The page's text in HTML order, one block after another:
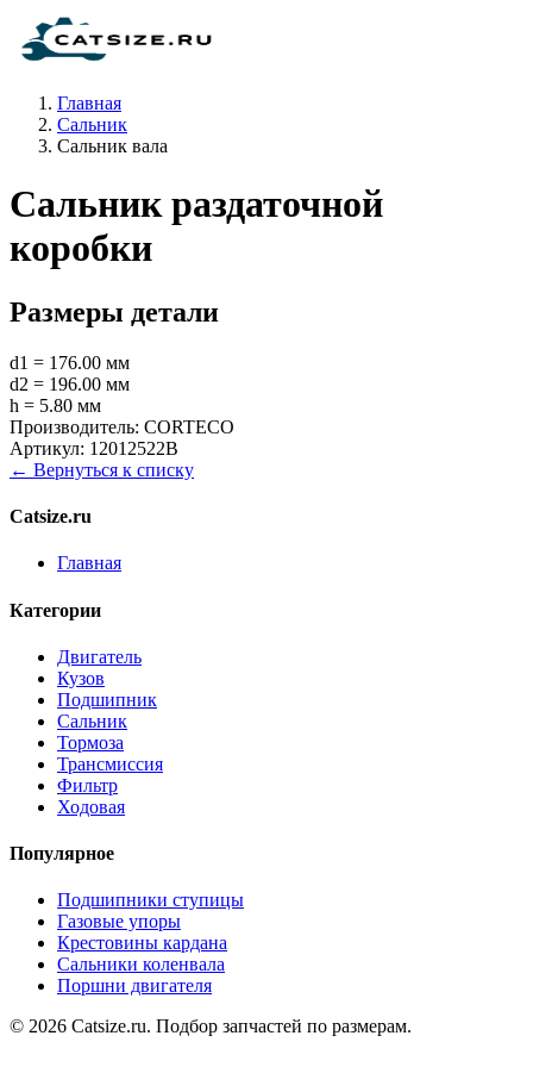
Главная
Сальник
Сальник вала
Сальник раздаточной
коробки
Размеры детали
d1 = 176.00 мм
d2 = 196.00 мм
h = 5.80 мм
Производитель: CORTECO
Артикул: 12012522B
← Вернуться к списку
Catsize.ru
Главная
Категории
Двигатель
Кузов
Подшипник
Сальник
Тормоза
Трансмиссия
Фильтр
Ходовая
Популярное
Подшипники ступицы
Газовые упоры
Крестовины кардана
Сальники коленвала
Поршни двигателя
© 2026 Catsize.ru. Подбор запчастей по размерам.